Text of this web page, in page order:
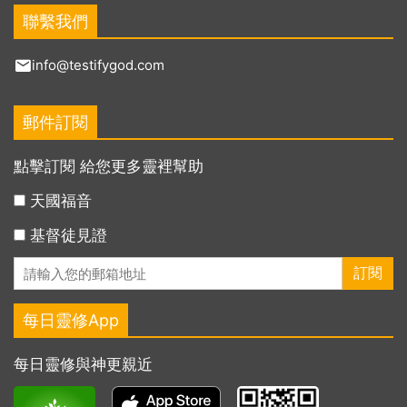
聯繫我們
info@testifygod.com
郵件訂閱
點擊訂閱 給您更多靈裡幫助
天國福音
基督徒見證
每日靈修App
每日靈修與神更親近